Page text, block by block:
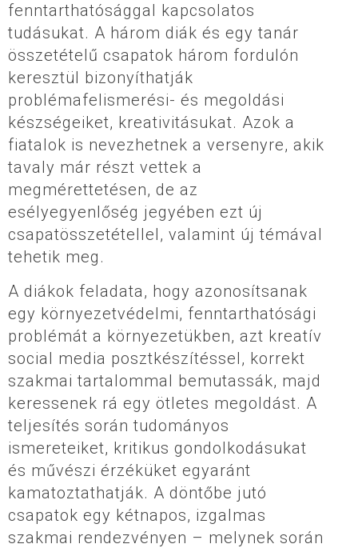
fenntarthatósággal kapcsolatos
tudásukat. A három diák és egy tanár
összetételű csapatok három fordulón
keresztül bizonyíthatják
problémafelismerési- és megoldási
készségeiket, kreativitásukat. Azok a
fiatalok is nevezhetnek a versenyre, akik
tavaly már részt vettek a
megmérettetésen, de az
esélyegyenlőség jegyében ezt új
csapatösszetétellel, valamint új témával
tehetik meg.
A diákok feladata, hogy azonosítsanak
egy környezetvédelmi, fenntarthatósági
problémát a környezetükben, azt kreatív
social media posztkészítéssel, korrekt
szakmai tartalommal bemutassák, majd
keressenek rá egy ötletes megoldást. A
teljesítés során tudományos
ismereteiket, kritikus gondolkodásukat
és művészi érzéküket egyaránt
kamatoztathatják. A döntőbe jutó
csapatok egy kétnapos, izgalmas
szakmai rendezvényen – melynek során